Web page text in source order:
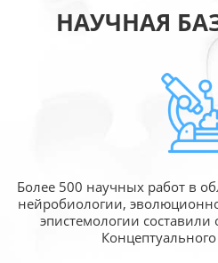
НАУЧНАЯ
Более 500 научных работ в
нейробиологии,
эпистемологии составили